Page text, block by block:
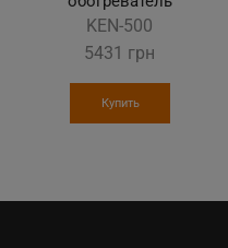
KEN-500
5431 грн
Купить